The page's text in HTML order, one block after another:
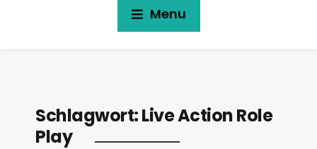
Menu
Schlagwort:Live Action Role
Play